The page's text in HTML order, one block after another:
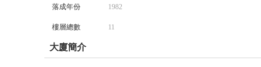
落成年份 1982
樓層總數 11
大廈簡介